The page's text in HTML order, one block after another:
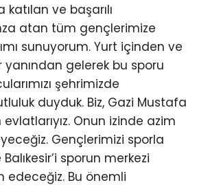
ve başarılı
atan tüm gençlerimize
sunuyorum. Yurt içinden ve
yanından gelerek bu sporu
şehrimizde
duyduk. Biz, Gazi Mustafa
Onun izinde azim
Gençlerimizi sporla
sporun merkezi
Bu önemli